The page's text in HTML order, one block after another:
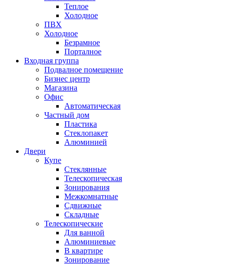
Теплое
Холодное
ПВХ
Холодное
Безрамное
Порталное
Входная группа
Подвалное помещение
Бизнес центр
Магазина
Офис
Автоматическая
Частный дом
Пластика
Стеклопакет
Алюминией
Двери
Купе
Стеклянные
Телескопическая
Зонирования
Межкомнатные
Сдвижные
Складные
Телескопические
Для ванной
Алюминиевые
В квартире
Зонирование